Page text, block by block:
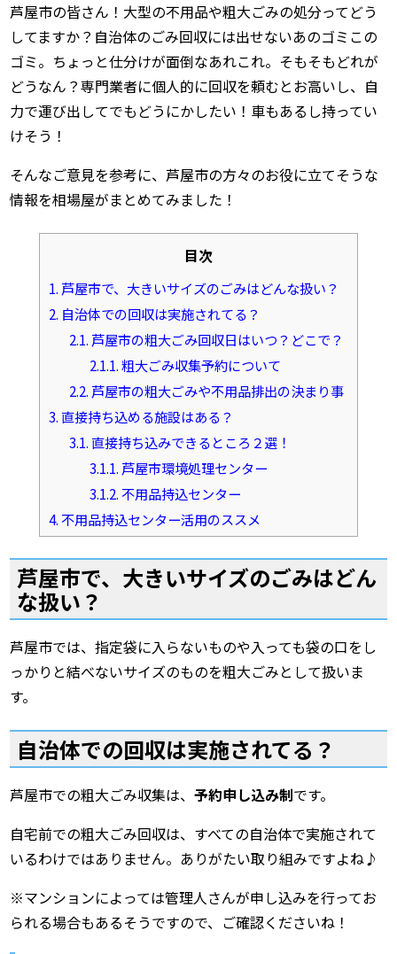
芦屋市の皆さん！大型の不用品や粗大ごみの処分ってどう
してますか？自治体のごみ回収には出せないあのゴミこの
ゴミ。ちょっと仕分けが面倒なあれこれ。そもそもどれが
どうなん？専門業者に個人的に回収を頼むとお高いし、自
力で運び出してでもどうにかしたい！車もあるし持ってい
けそう！
そんなご意見を参考に、芦屋市の方々のお役に立てそうな
情報を相場屋がまとめてみました！
目次
1. 芦屋市で、大きいサイズのごみはどんな扱い？
2. 自治体での回収は実施されてる？
2.1. 芦屋市の粗大ごみ回収日はいつ？どこで？
2.1.1.粗大ごみ収集予約について
2.2. 芦屋市の粗大ごみや不用品排出の決まり事
3. 直接持ち込める施設はある？
3.1. 直接持ち込みできるところ２選！
3.1.1. 芦屋市環境処理センター
3.1.2. 不用品持込センター
4. 不用品持込センター活用のススメ
芦屋市で、大きいサイズのごみはどん
な扱い？
芦屋市では、指定袋に入らないものや入っても袋の口をし
っかりと結べないサイズのものを粗大ごみとして扱いま
す。
自治体での回収は実施されてる？
芦屋市での粗大ごみ収集は、予約申し込み制です。
自宅前での粗大ごみ回収は、すべての自治体で実施されて
いるわけではありません。ありがたい取り組みですよね♪
※マンションによっては管理人さんが申し込みを行ってお
られる場合もあるそうですので、ご確認くださいね！